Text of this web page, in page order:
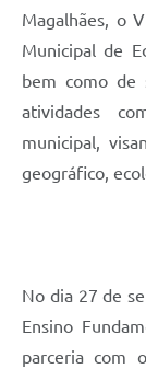
Magalhães, o
Municipal de
bem como de
atividades
municipal,
geográfico,
No dia 27 de
Ensino
parceria com